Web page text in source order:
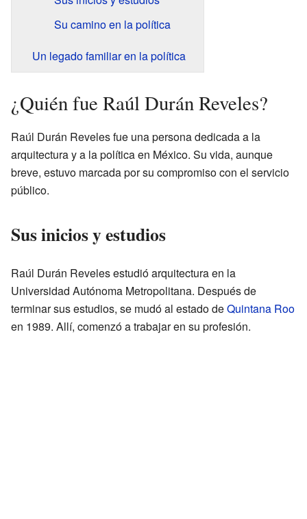
Su camino en la política
Un legado familiar en la política
¿Quién fue Raúl Durán Reveles?
Raúl Durán Reveles fue una persona dedicada a la
arquitectura y a la política en México. Su vida, aunque
breve, estuvo marcada por su compromiso con el servicio
público.
Sus inicios y estudios
Raúl Durán Reveles estudió arquitectura en la
Universidad Autónoma Metropolitana. Después de
terminar sus estudios, se mudó al estado deQuintana Roo
en 1989. Allí, comenzó a trabajar en su profesión.